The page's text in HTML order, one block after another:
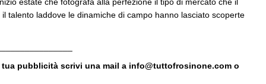
talento laddove le dinamiche di campo hanno lasciato scoperte
tua pubblicità scrivi una mail a info@tuttofrosinone.com o